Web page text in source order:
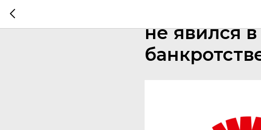
Что будет,
не явился